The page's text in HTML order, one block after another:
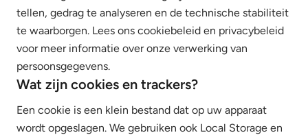
tellen, gedrag te analyseren en de technische stabiliteit
te waarborgen. Lees ons cookiebeleid en privacybeleid
voor meer informatie over onze verwerking van
persoonsgegevens.
Wat zijn cookies en trackers?
Een cookie is een klein bestand dat op uw apparaat
wordt opgeslagen. We gebruiken ook Local Storage en